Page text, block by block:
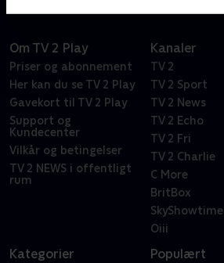
Om TV 2 Play
Priser og abonnement
Her kan du se TV 2 Play
Gavekort til TV 2 Play
Support og
Kundecenter
Vilkår og betingelser
TV 2 NEWS i offentligt
rum
Kanaler
TV 2
TV 2 Sport
TV 2 News
TV 2 Echo
TV 2 Fri
TV 2 Charlie
C More
BritBox
SkyShowtime
Oiii
Kategorier Populært